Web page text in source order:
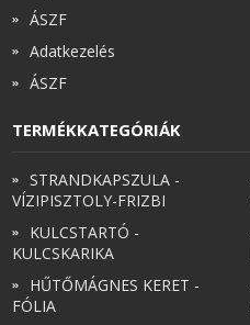
ÁSZF
Adatkezelés
ÁSZF
TERMÉKKATEGÓRIÁK
STRANDKAPSZULA -
VÍZIPISZTOLY-FRIZBI
KULCSTARTÓ -
KULCSKARIKA
HŰTŐMÁGNES KERET -
FÓLIA